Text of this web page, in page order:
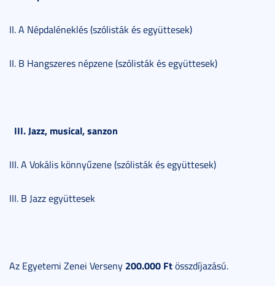
II. A Népdaléneklés (szólisták és együttesek)
II. B Hangszeres népzene (szólisták és együttesek)
III. Jazz, musical, sanzon
III. A Vokális könnyűzene (szólisták és együttesek)
III. B Jazz együttesek
Az Egyetemi Zenei Verseny 200.000 Ftösszdíjazású.